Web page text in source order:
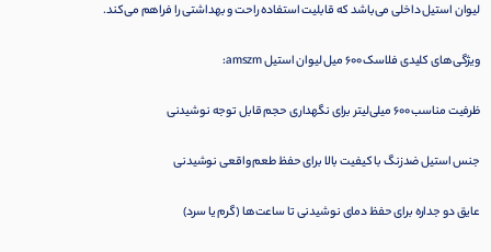
لیوان استیل داخلی می‌باشد که قابلیت استفاده راحت و بهداشتی را فراهم می‌کند.
ویژگی‌های کلیدی فلاسک 600 میل لیوان استیل amszm:
ظرفیت مناسب 600 میلی‌لیتر برای نگهداری حجم قابل توجه نوشیدنی
جنس استیل ضدزنگ با کیفیت بالا برای حفظ طعم واقعی نوشیدنی
عایق دو جداره برای حفظ دمای نوشیدنی تا ساعت‌ها (گرم یا سرد)